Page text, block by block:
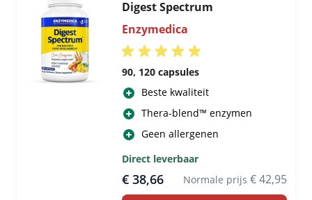
Digest Spectrum
Enzymedica
90, 120 capsules
Beste kwaliteit
Thera-blend™ enzymen
Geen allergenen
Direct leverbaar
€ 38,66 Normale prijs € 42,95